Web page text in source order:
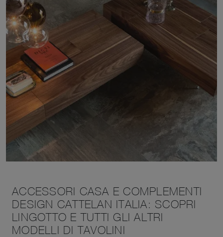
ACCESSORI CASA E COMPLEMENTI
DESIGN CATTELAN ITALIA: SCOPRI
LINGOTTO E TUTTI GLI ALTRI
MODELLI DI TAVOLINI